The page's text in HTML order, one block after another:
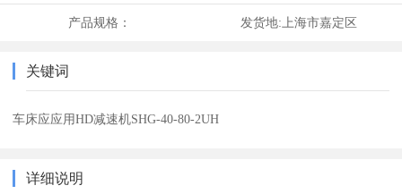
产品规格： 发货地: 上海市嘉定区
关键词
车床应应用HD减速机SHG-40-80-2UH
详细说明